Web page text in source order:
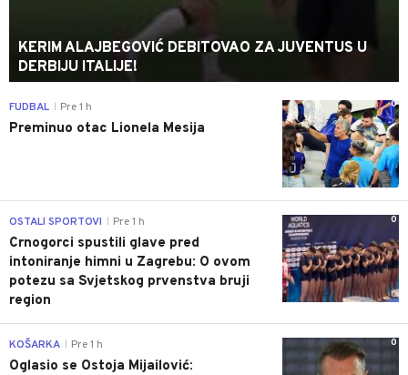
KERIM ALAJBEGOVIĆ DEBITOVAO ZA JUVENTUS U
DERBIJU ITALIJE!
0
FUDBAL Pre 1 h
Preminuo otac Lionela Mesija
0
OSTALI SPORTOVI Pre 1 h
Crnogorci spustili glave pred
intoniranje himni u Zagrebu: O ovom
potezu sa Svjetskog prvenstva bruji
region
0
KOŠARKA Pre 1 h
Oglasio se Ostoja Mijailović: